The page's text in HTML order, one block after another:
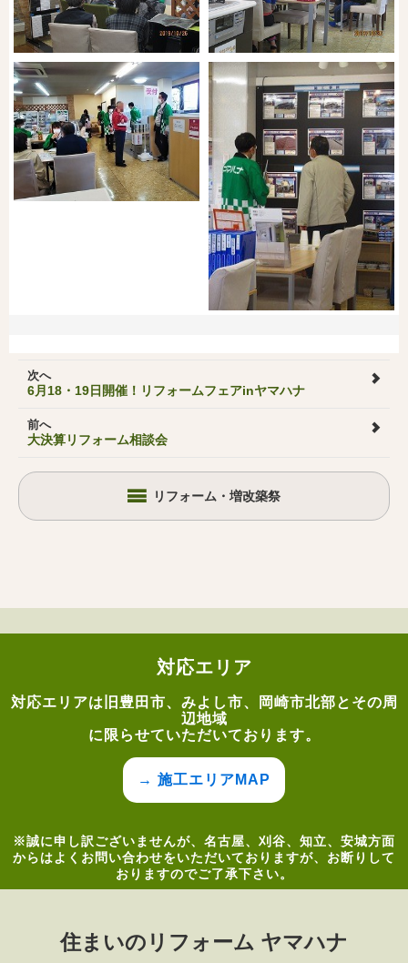
次へ
6月18・19日開催！リフォームフェアinヤマハナ
前へ
大決算リフォーム相談会
リフォーム・増改築祭
対応エリア
対応エリアは旧豊田市、みよし市、岡崎市北部とその周
辺地域
に限らせていただいております。
→ 施工エリアMAP
※誠に申し訳ございませんが、名古屋、刈谷、知立、安城方面
からはよくお問い合わせをいただいておりますが、お断りして
おりますのでご了承下さい。
住まいのリフォーム ヤマハナ